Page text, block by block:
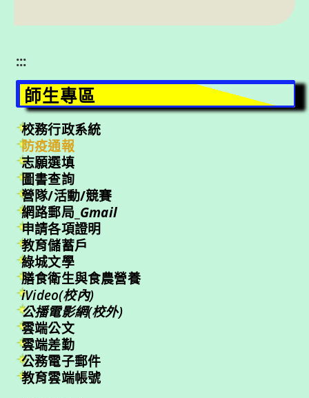
:::
師生專區
校務行政系統
防疫通報
志願選填
圖書查詢
營隊/活動/競賽
網路郵局_ Gmail
申請各項證明
教育儲蓄戶
綠城文學
膳食衛生與食農營養
iVideo(校內)
公播電影網(校外)
雲端公文
雲端差勤
公務電子郵件
教育雲端帳號